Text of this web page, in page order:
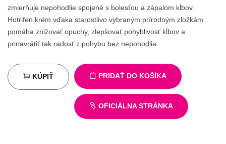
zmierňuje nepohodlie spojené s bolesťou a zápalom kĺbov.
Hotrifen krém vďaka starostlivo vybraným prírodným zložkám
pomáha znižovať opuchy, zlepšovať pohyblivosť kĺbov a
prinavrátiť tak radosť z pohybu bez nepohodlia.
PRIDAŤ DO KOŠÍKA
KÚPIŤ
OFICIÁLNA STRÁNKA